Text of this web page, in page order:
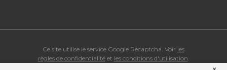
Ce site utilise le service Google Recaptcha. Voir les
règles de confidentialitéet les conditions d'utilisation